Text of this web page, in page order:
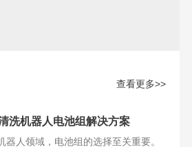
查看更多>>
洗机器人电池组解决方案
器人领域，电池组的选择至关重要。